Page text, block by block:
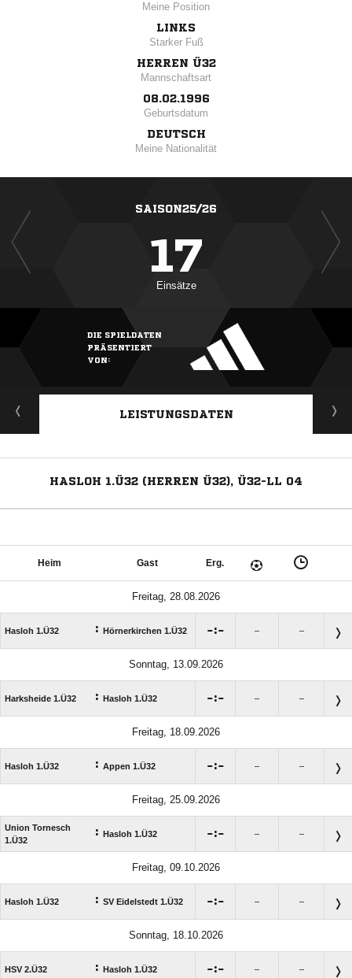
Meine Position
LINKS
Starker Fuß
HERREN Ü32
Mannschaftsart
08.02.1996
Geburtsdatum
DEUTSCH
Meine Nationalität
SAISON25/26
17
Einsätze
DIE SPIELDATEN
PRÄSENTIERT
VON:
LEISTUNGSDATEN
HASLOH 1.Ü32 (HERREN Ü32), Ü32-LL 04
Heim Gast Erg.
Freitag, 28.08.2026
Hasloh 1.Ü32 : Hörnerkirchen 1.Ü32 : – –
Sonntag, 13.09.2026
Harksheide 1.Ü32 : Hasloh 1.Ü32 : – –
Freitag, 18.09.2026
Hasloh 1.Ü32 : Appen 1.Ü32 : – –
Freitag, 25.09.2026
Union Tornesch
1.Ü32
: Hasloh 1.Ü32 : – –
Freitag, 09.10.2026
Hasloh 1.Ü32 : SV Eidelstedt 1.Ü32 : – –
Sonntag, 18.10.2026
HSV 2.Ü32 : Hasloh 1.Ü32 : – –